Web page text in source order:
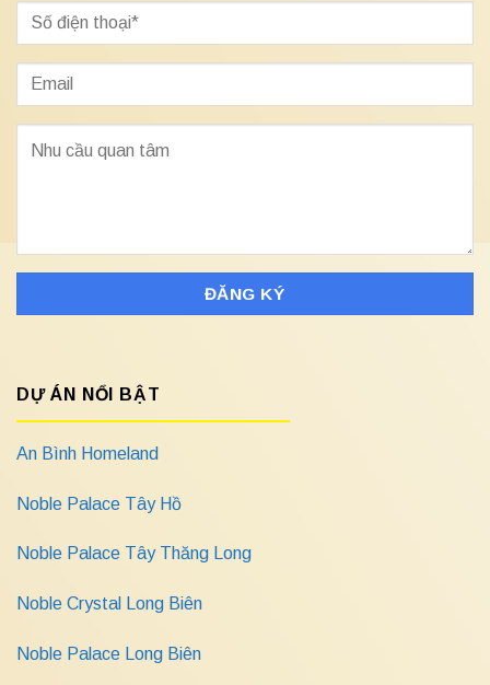
DỰ ÁN NỔI BẬT
An Bình Homeland
Noble Palace Tây Hồ
Noble Palace Tây Thăng Long
Noble Crystal Long Biên
Noble Palace Long Biên